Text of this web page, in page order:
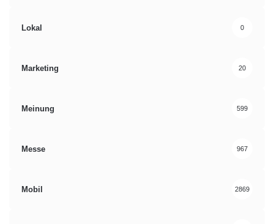
Lokal 0
Marketing 20
Meinung 599
Messe 967
Mobil 2869